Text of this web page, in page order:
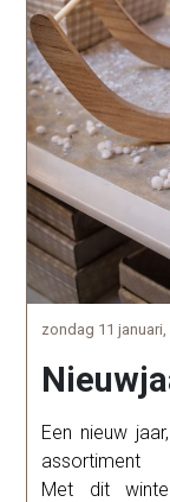
zondag 11 januari,
Een nieuw
assortiment
Met dit